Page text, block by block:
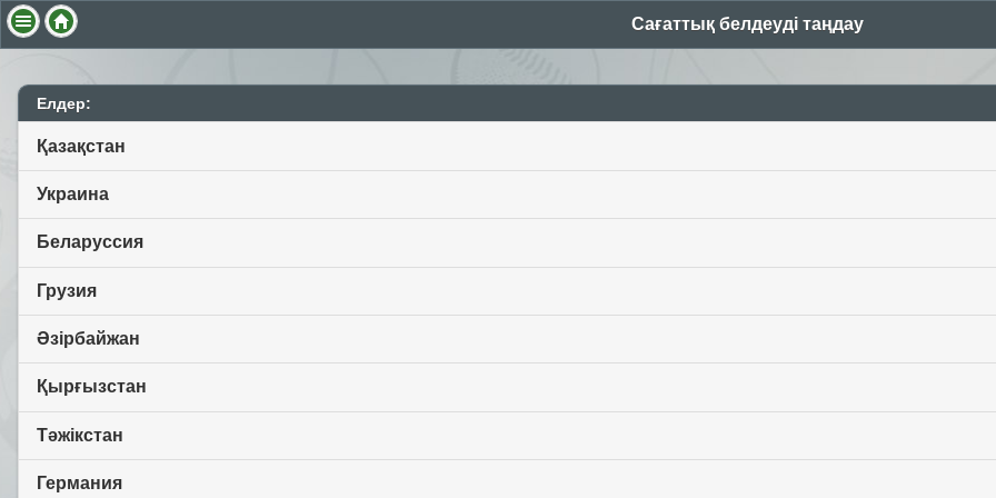
Сағаттық белдеуді таңдау
Елдер:
Қазақстан
Украина
Беларуссия
Грузия
Әзірбайжан
Қырғызстан
Тәжікстан
Германия